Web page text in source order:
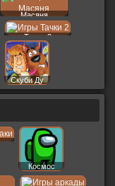
Масяня
Тачки 2
Скуби Ду
Космос